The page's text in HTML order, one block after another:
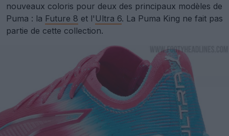
nouveaux coloris pour deux des principaux modèles de
Puma : la Future 8 et l' Ultra 6. La Puma King ne fait pas
partie de cette collection.